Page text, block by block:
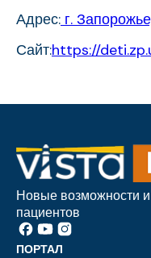
Адрес: г.
Сайт:https://
Новые возможности
пациентов
ПОРТАЛ